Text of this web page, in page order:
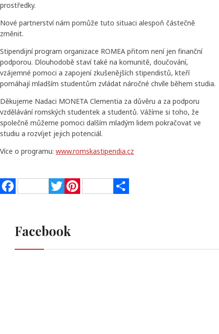
prostředky.
Nové partnerství nám pomůže tuto situaci alespoň částečně
změnit.
Stipendijní program organizace ROMEA přitom není jen finanční
podporou. Dlouhodobě staví také na komunitě, doučování,
vzájemné pomoci a zapojení zkušenějších stipendistů, kteří
pomáhají mladším studentům zvládat náročné chvíle během studia.
Děkujeme Nadaci MONETA Clementia za důvěru a za podporu
vzdělávání romských studentek a studentů. Vážíme si toho, že
společně můžeme pomoci dalším mladým lidem pokračovat ve
studiu a rozvíjet jejich potenciál.
Více o programu: www.romskastipendia.cz
Facebook